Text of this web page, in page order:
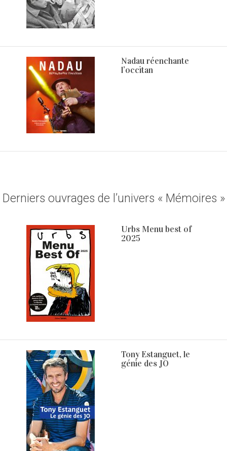
Nadau réenchante
l’occitan
Derniers ouvrages de l’univers « Mémoires »
Urbs Menu best of
2025
Tony Estanguet, le
génie des JO